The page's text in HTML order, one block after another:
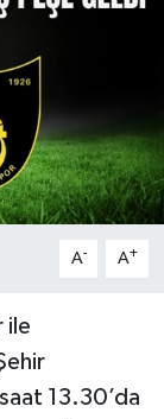
A- A+
ile
13.30’da